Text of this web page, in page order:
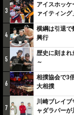
3
アイスホッ
ァイティン
4
横綱は引退で
興行
5
歴史に刻ま
～
6
相撲協会で3
大相撲
7
川崎ブレイ
ャダラパー